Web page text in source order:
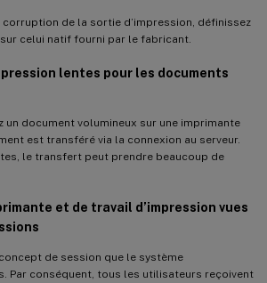
corruption de la sortie d’impression, définissez
celui natif fourni par le fabricant.
lentes pour les documents
un document volumineux sur une imprimante
est transféré via la connexion au serveur.
le transfert peut prendre beaucoup de
et de travail d’impression vues
de session que le système
Par conséquent, tous les utilisateurs reçoivent